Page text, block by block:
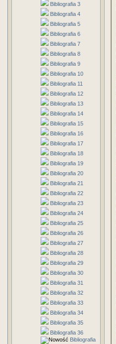
Bibliografia 3
Bibliografia 4
Bibliografia 5
Bibliografia 6
Bibliografia 7
Bibliografia 8
Bibliografia 9
Bibliografia 10
Bibliografia 11
Bibliografia 12
Bibliografia 13
Bibliografia 14
Bibliografia 15
Bibliografia 16
Bibliografia 17
Bibliografia 18
Bibliografia 19
Bibliografia 20
Bibliografia 21
Bibliografia 22
Bibliografia 23
Bibliografia 24
Bibliografia 25
Bibliografia 26
Bibliografia 27
Bibliografia 28
Bibliografia 29
Bibliografia 30
Bibliografia 31
Bibliografia 32
Bibliografia 33
Bibliografia 34
Bibliografia 35
Bibliografia 36
Bibliografia